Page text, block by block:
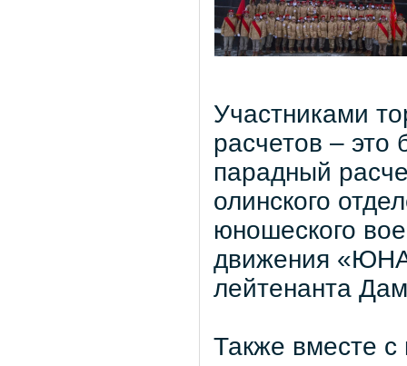
Участниками
расчетов – это
парадный
олинского
юношеского
движения
лейтенанта
Также вместе